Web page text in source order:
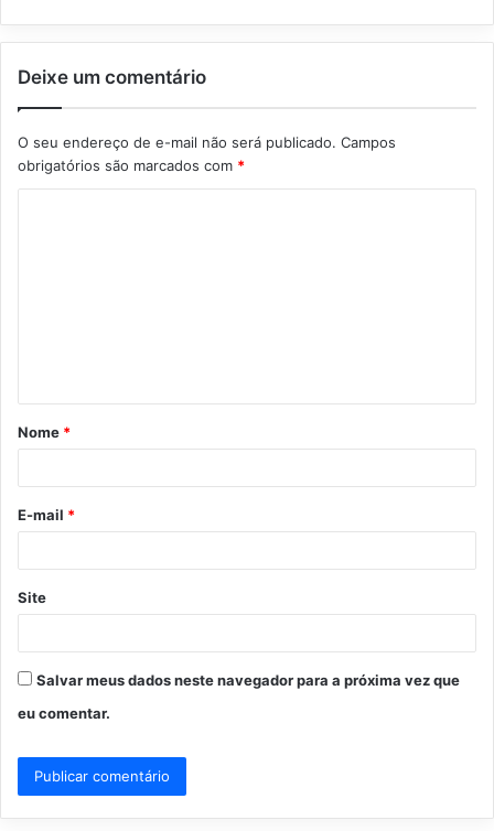
Deixe um comentário
O seu endereço de e-mail não será publicado. Campos
obrigatórios são marcados com *
á
r
*
Nome *
E-mail *
Site
Salvar meus dados neste navegador para a próxima vez que
eu comentar.